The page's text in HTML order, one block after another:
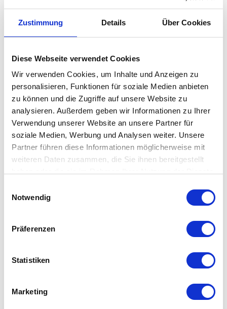
Zustimmung Details Über Cookies
Diese Webseite verwendet Cookies
Wir verwenden Cookies, um Inhalte und Anzeigen zu
personalisieren, Funktionen für soziale Medien anbieten
zu können und die Zugriffe auf unsere Website zu
analysieren. Außerdem geben wir Informationen zu Ihrer
Verwendung unserer Website an unsere Partner für
soziale Medien, Werbung und Analysen weiter. Unsere
Partner führen diese Informationen möglicherweise mit
weiteren Daten zusammen, die Sie ihnen bereitgestellt
Datenschutzerklärung
Notwendig
Präferenzen
Statistiken
Marketing
Flos - IC C/W
Ab441,00 €
490,00 €
Varianteauswählen
Flos - Clara
Wandleuchte
Ab 756,00 €
840,00 €
Varianteauswählen
Flos - Maap